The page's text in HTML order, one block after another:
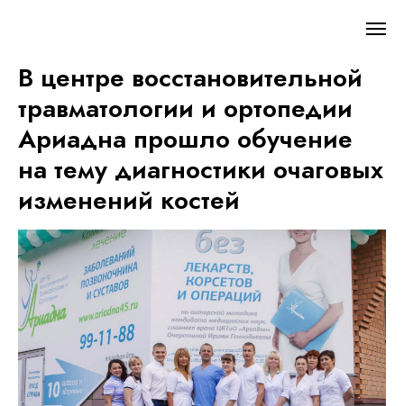
В центре восстановительной
травматологии и ортопедии
Ариадна прошло обучение
на тему диагностики очаговых
изменений костей